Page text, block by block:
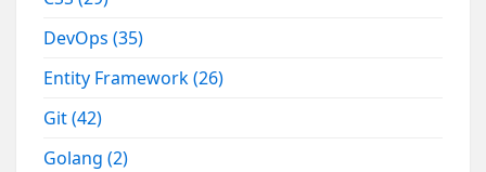
DevOps(35)
Entity Framework(26)
Git(42)
Golang(2)